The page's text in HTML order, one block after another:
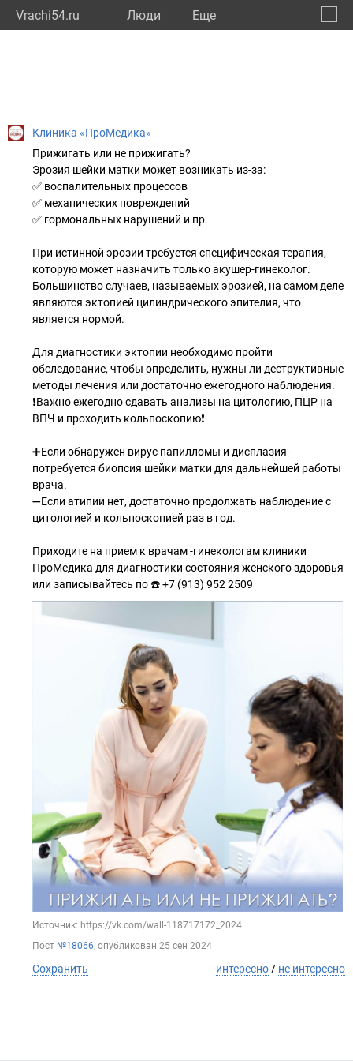
Vrachi54.ru Люди Eще
Клиника «ПроМедика»
Прижигать или не прижигать?
Эрозия шейки матки может возникать из-за:
✅ воспалительных процессов
✅ механических повреждений
✅ гормональных нарушений и пр.
При истинной эрозии требуется специфическая терапия,
которую может назначить только акушер-гинеколог.
Большинство случаев, называемых эрозией, на самом деле
являются эктопией цилиндрического эпителия, что
является нормой.
Для диагностики эктопии необходимо пройти
обследование, чтобы определить, нужны ли деструктивные
методы лечения или достаточно ежегодного наблюдения.
❗️Важно ежегодно сдавать анализы на цитологию, ПЦР на
ВПЧ и проходить кольпоскопию❗️
➕Если обнаружен вирус папилломы и дисплазия -
потребуется биопсия шейки матки для дальнейшей работы
врача.
➖Если атипии нет, достаточно продолжать наблюдение с
цитологией и кольпоскопией раз в год.
Приходите на прием к врачам -гинекологам клиники
ПроМедика для диагностики состояния женского здоровья
или записывайтесь по ☎️ +7 (913) 952 2509
Источник: https://vk.com/wall-118717172_2024
Пост №18066, опубликован 25 сен 2024
Сохранить интересно/ не интересно